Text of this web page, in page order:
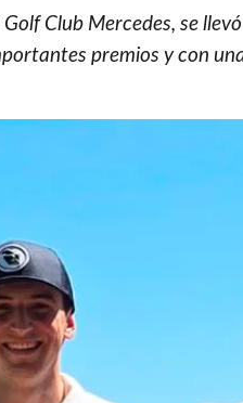
Club Mercedes, se
premios y con